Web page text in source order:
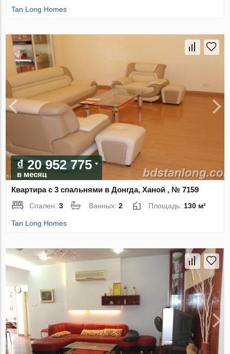
Tan Long Homes
₫ 20 952 775
в месяц
Квартира с 3 спальнями в Донгда, Ханой , № 7159
Спален:3 Ванных:2 Площадь: 130 м²
Tan Long Homes